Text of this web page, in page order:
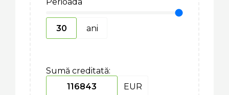
ani
Sumă creditată:
EUR